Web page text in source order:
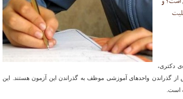
دکتری،
گذراندن واحدهای آموزشی موظف به گذراندن این آزمون هستند. این
است.